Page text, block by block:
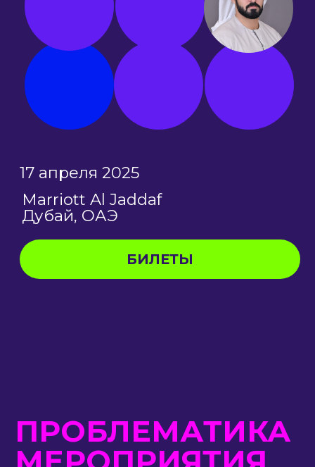
БИЛЕТЫ
ПРОБЛЕМАТИКА